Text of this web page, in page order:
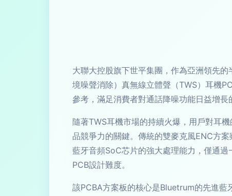
大聯大控股旗下世平集團，作為亞洲領先
境噪聲消除）真無線立體聲（TWS）耳機
參考，滿足消費者對通話降噪功能日益增長
隨著TWS耳機市場的持續火爆，用戶對耳
品競爭力的關鍵。傳統的雙麥克風ENC方
藍牙音頻SoC芯片的強大處理能力，僅通
PCB設計難度。
該PCBA方案板的核心是Bluetrum的先進藍